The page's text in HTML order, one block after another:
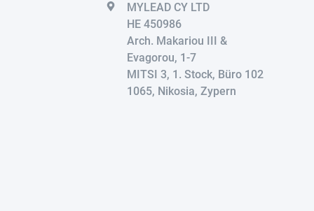
MYLEAD CY LTD
HE 450986
Arch. Makariou III &
Evagorou, 1-7
MITSI 3, 1. Stock, Büro 102
1065, Nikosia, Zypern